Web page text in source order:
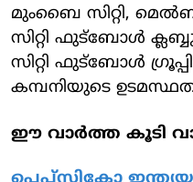
മുംബൈ സിറ്റി,
സിറ്റി ഫുട്‌ബോള്‍
സിറ്റി ഫുട്‌ബോള്‍
കമ്പനിയുടെ
ഈ വാര്‍ത്ത കൂടി